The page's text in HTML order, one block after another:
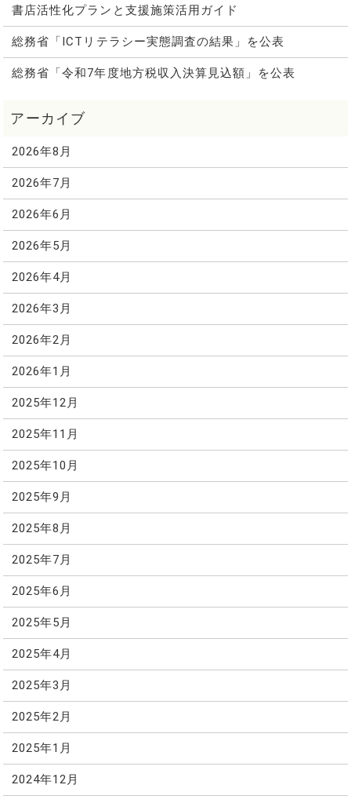
書店活性化プランと支援施策活用ガイド
総務省「ICTリテラシー実態調査の結果」を公表
総務省「令和7年度地方税収入決算見込額」を公表
2026年8月
2026年7月
2026年6月
2026年5月
2026年4月
2026年3月
2026年2月
2026年1月
2025年12月
2025年11月
2025年10月
2025年9月
2025年8月
2025年7月
2025年6月
2025年5月
2025年4月
2025年3月
2025年2月
2025年1月
2024年12月